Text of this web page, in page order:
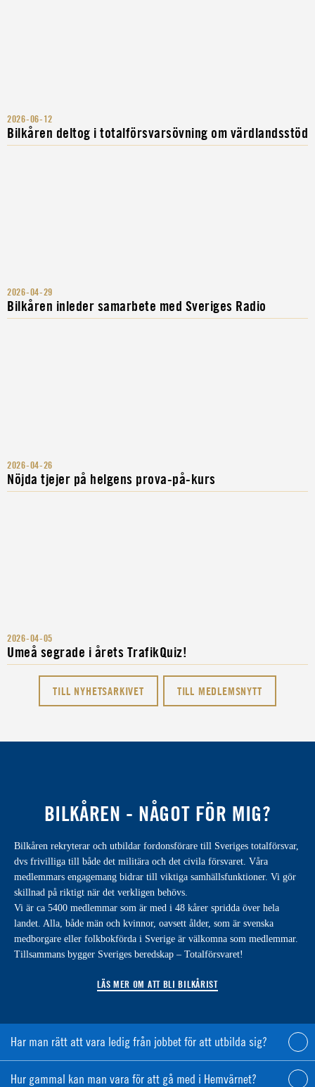
2026-06-12
Bilkåren deltog i totalförsvarsövning om värdlandsstöd
2026-04-29
Bilkåren inleder samarbete med Sveriges Radio
2026-04-26
Nöjda tjejer på helgens prova-på-kurs
2026-04-05
Umeå segrade i årets TrafikQuiz!
TILL NYHETSARKIVET TILL MEDLEMSNYTT
BILKÅREN - NÅGOT FÖR MIG?
Bilkåren rekryterar och utbildar fordonsförare till Sveriges totalförsvar,
dvs frivilliga till både det militära och det civila försvaret. Våra
medlemmars engagemang bidrar till viktiga samhällsfunktioner. Vi gör
skillnad på riktigt när det verkligen behövs.
Vi är ca 5400 medlemmar som är med i 48 kårer spridda över hela
landet. Alla, både män och kvinnor, oavsett ålder, som är svenska
medborgare eller folkbokförda i Sverige är välkomna som medlemmar.
Tillsammans bygger Sveriges beredskap – Totalförsvaret!
LÄS MER OM ATT BLI BILKÅRIST
Har man rätt att vara ledig från jobbet för att utbilda sig?
Hur gammal kan man vara för att gå med i Hemvärnet?